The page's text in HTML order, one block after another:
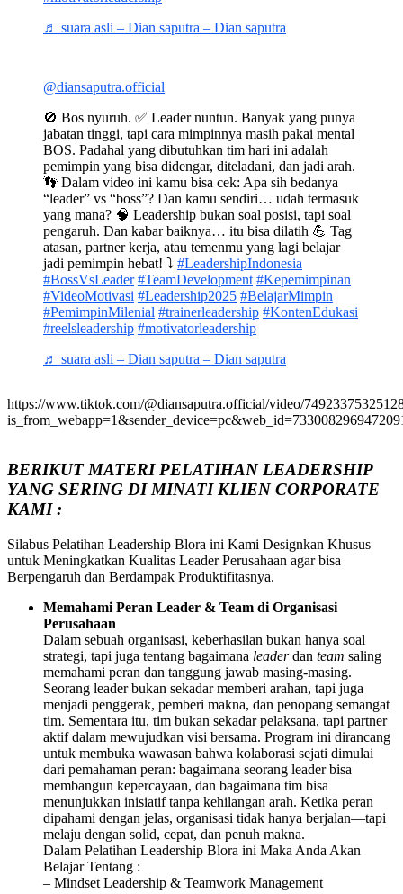
♬ suara asli – Dian saputra – Dian saputra
@diansaputra.official
🚫 Bos nyuruh. ✅ Leader nuntun. Banyak yang punya
jabatan tinggi, tapi cara mimpinnya masih pakai mental
BOS. Padahal yang dibutuhkan tim hari ini adalah
pemimpin yang bisa didengar, diteladani, dan jadi arah.
👣 Dalam video ini kamu bisa cek: Apa sih bedanya
“leader” vs “boss”? Dan kamu sendiri… udah termasuk
yang mana? 🧠 Leadership bukan soal posisi, tapi soal
pengaruh. Dan kabar baiknya… itu bisa dilatih 💪 Tag
atasan, partner kerja, atau temenmu yang lagi belajar
jadi pemimpin hebat! ⤵️ #LeadershipIndonesia
#BossVsLeader #TeamDevelopment #Kepemimpinan
#VideoMotivasi #Leadership2025 #BelajarMimpin
#PemimpinMilenial #trainerleadership #KontenEdukasi
#reelsleadership #motivatorleadership
♬ suara asli – Dian saputra – Dian saputra
https://www.tiktok.com/@diansaputra.official/video/
BERIKUT MATERI PELATIHAN LEADERSHIP
YANG SERING DI MINATI KLIEN CORPORATE
KAMI :
Silabus Pelatihan Leadership Blora ini Kami Designkan Khusus
untuk Meningkatkan Kualitas Leader Perusahaan agar bisa
Berpengaruh dan Berdampak Produktifitasnya.
Memahami Peran Leader & Team di Organisasi
Perusahaan
Dalam sebuah organisasi, keberhasilan bukan hanya soal
strategi, tapi juga tentang bagaimana leaderdan team saling
memahami peran dan tanggung jawab masing-masing.
Seorang leader bukan sekadar memberi arahan, tapi juga
menjadi penggerak, pemberi makna, dan penopang semangat
tim. Sementara itu, tim bukan sekadar pelaksana, tapi partner
aktif dalam mewujudkan visi bersama. Program ini dirancang
untuk membuka wawasan bahwa kolaborasi sejati dimulai
dari pemahaman peran: bagaimana seorang leader bisa
membangun kepercayaan, dan bagaimana tim bisa
menunjukkan inisiatif tanpa kehilangan arah. Ketika peran
dipahami dengan jelas, organisasi tidak hanya berjalan—tapi
melaju dengan solid, cepat, dan penuh makna.
Dalam Pelatihan Leadership Blora ini Maka Anda Akan
Belajar Tentang :
– Mindset Leadership & Teamwork Management